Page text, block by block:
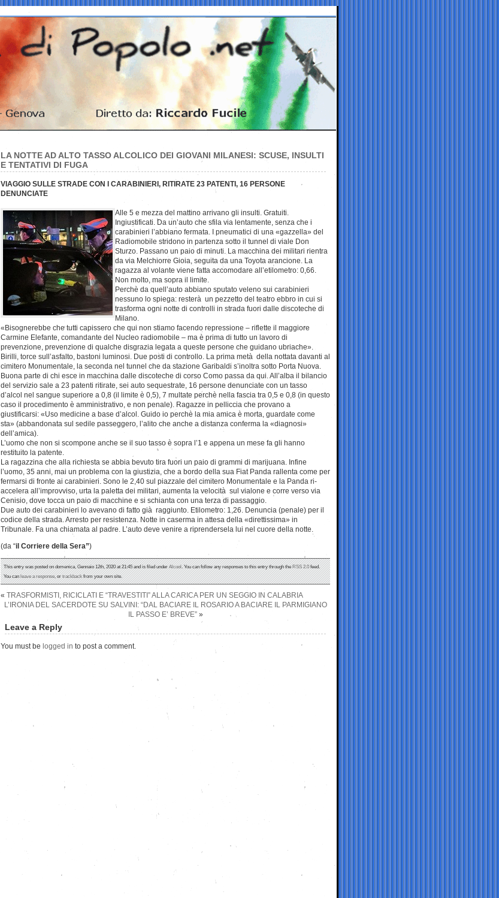
LA NOTTE AD ALTO TASSO ALCOLICO DEI GIOVANI MILANESI: SCUSE, INSULTI
E TENTATIVI DI FUGA
VIAGGIO SULLE STRADE CON I CARABINIERI, RITIRATE 23 PATENTI, 16 PERSONE
DENUNCIATE
Alle 5 e mezza del mattino arrivano gli insulti. Gratuiti.
Ingiustificati. Da un’auto che sfila via lentamente, senza che i
carabinieri l’abbiano fermata. I pneumatici di una «gazzella» del
Radiomobile stridono in partenza sotto il tunnel di viale Don
Sturzo. Passano un paio di minuti. La macchina dei militari rientra
da via Melchiorre Gioia, seguita da una Toyota arancione. La
ragazza al volante viene fatta accomodare all’etilometro: 0,66.
Non molto, ma sopra il limite.
Perchè da quell’auto abbiano sputato veleno sui carabinieri
nessuno lo spiega: resterà un pezzetto del teatro ebbro in cui si
trasforma ogni notte di controlli in strada fuori dalle discoteche di
Milano.
«Bisognerebbe che tutti capissero che qui non stiamo facendo repressione – riflette il maggiore
Carmine Elefante, comandante del Nucleo radiomobile – ma è prima di tutto un lavoro di
prevenzione, prevenzione di qualche disgrazia legata a queste persone che guidano ubriache».
Birilli, torce sull’asfalto, bastoni luminosi. Due posti di controllo. La prima metà della nottata davanti al
cimitero Monumentale, la seconda nel tunnel che da stazione Garibaldi s’inoltra sotto Porta Nuova.
Buona parte di chi esce in macchina dalle discoteche di corso Como passa da qui. All’alba il bilancio
del servizio sale a 23 patenti ritirate, sei auto sequestrate, 16 persone denunciate con un tasso
d’alcol nel sangue superiore a 0,8 (il limite è 0,5), 7 multate perchè nella fascia tra 0,5 e 0,8 (in questo
caso il procedimento è amministrativo, e non penale). Ragazze in pelliccia che provano a
giustificarsi: «Uso medicine a base d’alcol. Guido io perchè la mia amica è morta, guardate come
sta» (abbandonata sul sedile passeggero, l’alito che anche a distanza conferma la «diagnosi»
dell’amica).
L’uomo che non si scompone anche se il suo tasso è sopra l’1 e appena un mese fa gli hanno
restituito la patente.
La ragazzina che alla richiesta se abbia bevuto tira fuori un paio di grammi di marijuana. Infine
l’uomo, 35 anni, mai un problema con la giustizia, che a bordo della sua Fiat Panda rallenta come per
fermarsi di fronte ai carabinieri. Sono le 2,40 sul piazzale del cimitero Monumentale e la Panda ri-
accelera all’improvviso, urta la paletta dei militari, aumenta la velocità sul vialone e corre verso via
Cenisio, dove tocca un paio di macchine e si schianta con una terza di passaggio.
Due auto dei carabinieri lo avevano di fatto già raggiunto. Etilometro: 1,26. Denuncia (penale) per il
codice della strada. Arresto per resistenza. Notte in caserma in attesa della «direttissima» in
Tribunale. Fa una chiamata al padre. L’auto deve venire a riprendersela lui nel cuore della notte.
(da “il Corriere della Sera”)
This entry was posted on domenica, Gennaio 12th, 2020 at 21:45 and is filed underAlcool. You can follow any responses to this entry through theRSS 2.0feed.
You canleave a response, ortrackbackfrom your own site.
« TRASFORMISTI, RICICLATI E “TRAVESTITI” ALLA CARICA PER UN SEGGIO IN CALABRIA
L’IRONIA DEL SACERDOTE SU SALVINI: “DAL BACIARE IL ROSARIO A BACIARE IL PARMIGIANO
IL PASSO E’ BREVE”»
Leave a Reply
You must be logged in to post a comment.